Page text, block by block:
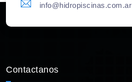
info@hidropiscinas.com.ar
Contactanos